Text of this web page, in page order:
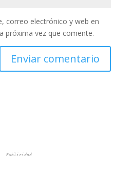
correo electrónico y web en
próxima vez que comente.
Publicidad